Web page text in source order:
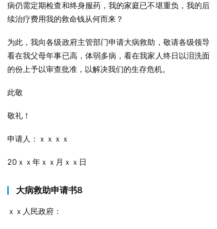
病仍需定期检查和终身服药，我的家庭已不堪重负，我的后
续治疗费用我的救命钱从何而来？
为此，我向各级政府主管部门申请大病救助，敬请各级领导
看在我父母年事已高，体弱多病，看在我家人终日以泪洗面
的份上予以审查批准，以解决我们的生存危机。
此敬
敬礼！
申请人：ｘｘｘｘ
20ｘｘ年ｘｘ月ｘｘ日
大病救助申请书8
ｘｘ人民政府：